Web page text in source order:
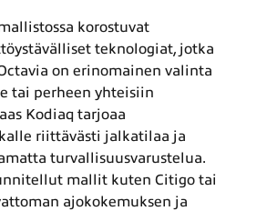
korostuvat
teknologiat, jotka
on erinomainen valinta
tai perheen yhteisiin
Kodiaq tarjoaa
riittävästi jalkatilaa ja
turvallisuusvarustelua.
mallit kuten Citigo tai
ajokokemuksen ja